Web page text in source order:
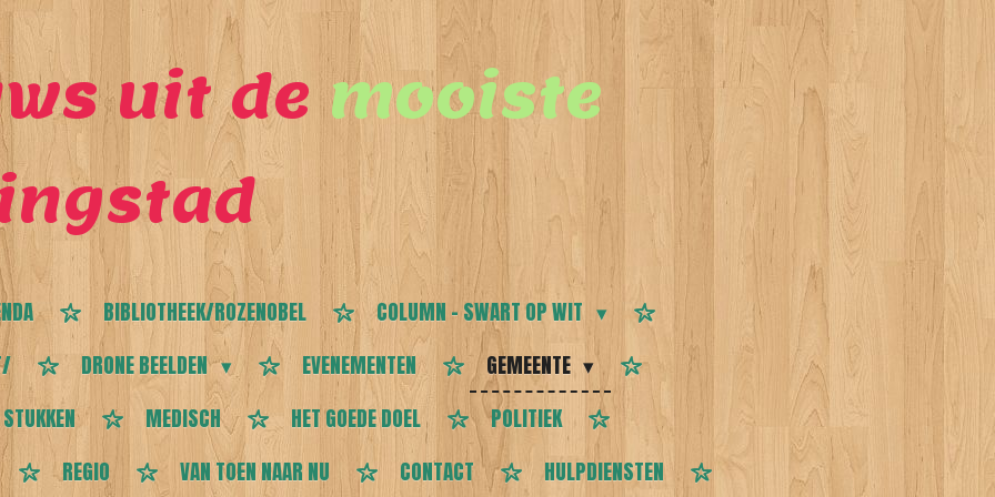
uit demooiste
BIBLIOTHEEK/ROZENOBEL
COLUMN - SWART OP WIT
DRONE BEELDEN EVENEMENTEN
GEMEENTE
MEDISCH HET GOEDE DOEL
POLITIEK
REGIO VAN TOEN NAAR NU CONTACT
HULPDIENSTEN